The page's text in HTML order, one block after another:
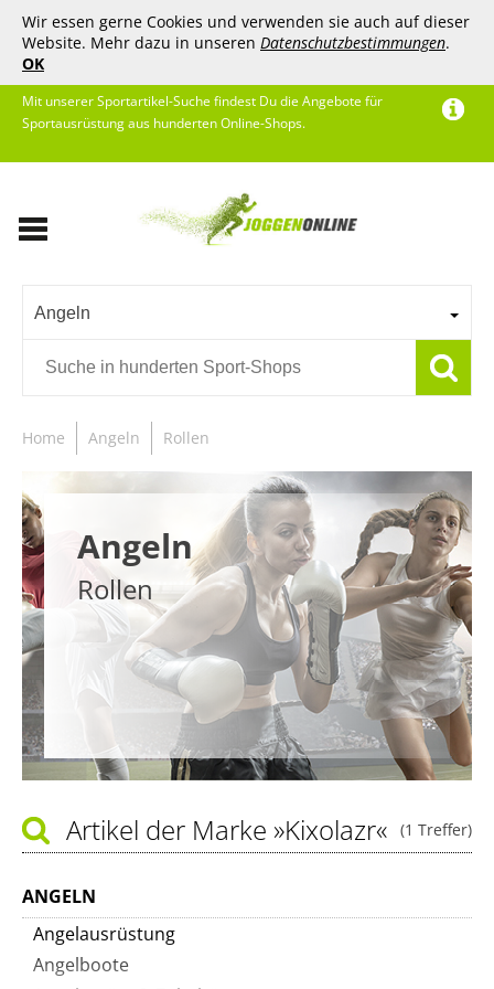
Wir essen gerne Cookies und verwenden sie auch auf dieser
Website. Mehr dazu in unseren Datenschutzbestimmungen.
OK
Mit unserer Sportartikel-Suche findest Du die Angebote für
Sportausrüstung aus hunderten Online-Shops.
Angeln
Home Angeln Rollen
Angeln
Rollen
(1 Treffer)
Artikel der Marke »Kixolazr«
ANGELN
Angelausrüstung
Angelboote